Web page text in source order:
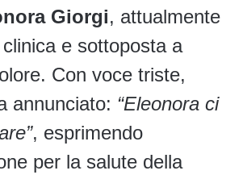
Giorgi, attualmente
e sottoposta a
Con voce triste,
annunciato: “Eleonora ci
, esprimendo
per la salute della